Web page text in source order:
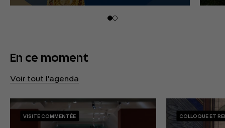
En ce moment
Voir tout l'agenda
VISITE COMMENTÉE COLLOQUE ET